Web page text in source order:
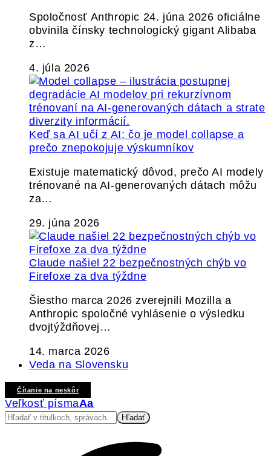
Spoločnosť Anthropic 24. júna 2026 oficiálne
obvinila čínsky technologický gigant Alibaba
z…
4. júla 2026
Keď sa AI učí z AI: čo je model collapse a
prečo znepokojuje výskumníkov
Existuje matematický dôvod, prečo AI modely
trénované na AI-generovaných dátach môžu
za…
29. júna 2026
Claude našiel 22 bezpečnostných chýb vo
Firefoxe za dva týždne
Šiestho marca 2026 zverejnili Mozilla a
Anthropic spoločné vyhlásenie o výsledku
dvojtýždňovej…
14. marca 2026
Veda na Slovensku
Čítanie na neskôr
Veľkosť písmaAa